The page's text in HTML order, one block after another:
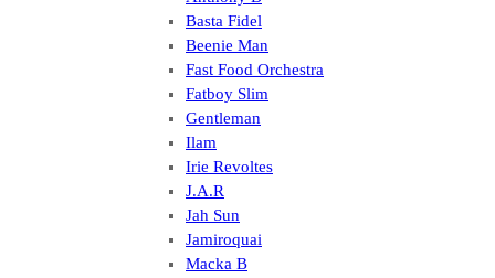
Basta Fidel
Beenie Man
Fast Food Orchestra
Fatboy Slim
Gentleman
Ilam
Irie Revoltes
J.A.R
Jah Sun
Jamiroquai
Macka B